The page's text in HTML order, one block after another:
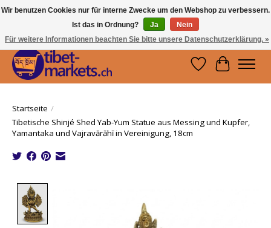
Handwerkskunst vom Dach der Welt.
Holen Sie sich ein Stück Tibet.
Wunschzettel
Ihr
Startseite /
Tibetische Shinjé Shed Yab-Yum Statue aus Messing und Kupfer,
Yamantaka und Vajravārāhī in Vereinigung, 18cm
Wir benutzen Cookies nur für interne Zwecke um den Webshop zu verbessern.
Ist das in Ordnung?
Ja
Nein
Für weitere Informationen beachten Sie bitte unsere Datenschutzerklärung. »